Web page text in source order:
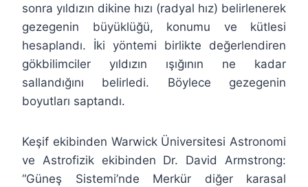
sonra yıldızın dikine hızı (radyal hız) belirlenerek
gezegenin büyüklüğü, konumu ve kütlesi
hesaplandı. İki yöntemi birlikte değerlendiren
gökbilimciler yıldızın ışığının ne kadar
sallandığını belirledi. Böylece gezegenin
boyutları saptandı.
Keşif ekibinden Warwick Üniversitesi Astronomi
ve Astrofizik ekibinden Dr. David Armstrong:
“Güneş Sistemi’nde Merkür diğer karasal